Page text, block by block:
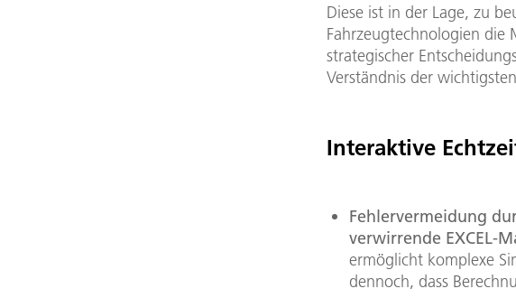
Diese ist in der Lage, zu
Fahrzeugtechnologien
strategischer
Verständnis der
Interaktive
Fehlervermeidung
verwirrende EXCEL-
ermöglicht komplexe
dennoch, dass